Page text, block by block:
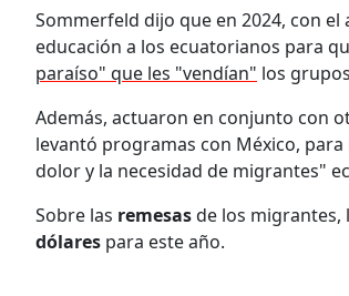
Sommerfeld dijo que en 2024, con
educación a los ecuatorianos para
paraíso" que les "vendían" los
Además, actuaron en conjunto con
levantó programas con México,
dolor y la necesidad de migrantes"
Sobre las remesasde los migrantes,
dólares para este año.